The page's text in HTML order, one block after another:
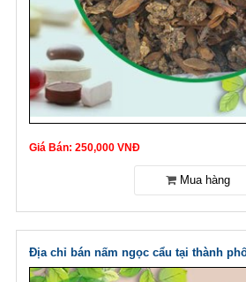
Giá Bán: 250,000 VNĐ
Địa chỉ bán nấm ngọc cẩu tại thành